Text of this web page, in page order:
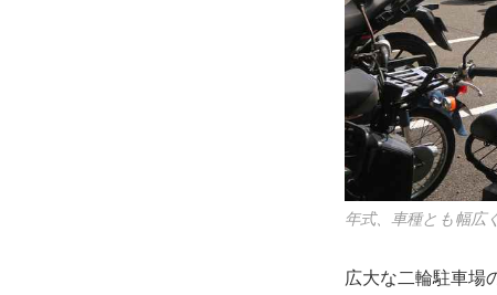
年式、車種とも幅広
広大な二輪駐車場